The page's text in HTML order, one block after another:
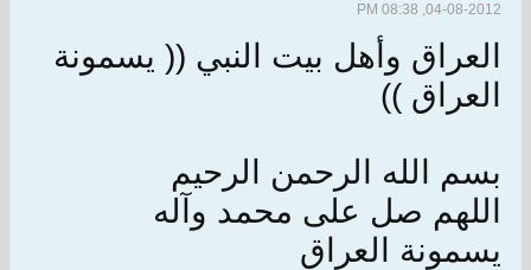
04-08-2012, 08:38 PM
العراق وأهل بيت النبي (( يسمونة
العراق ))
بسم الله الرحمن الرحيم
اللهم صل على محمد وآله
يسمونة العراق